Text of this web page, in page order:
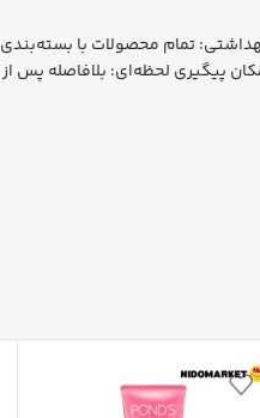
گردد. بسته‌بندی ایمن و بهداشتی: تمام
پیگیری لحظه‌ای: بلافاصله پس